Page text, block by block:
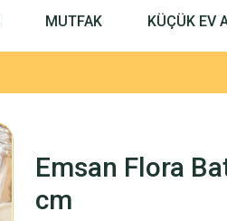
MUTFAK KÜÇÜK EV
Emsan Flora
cm